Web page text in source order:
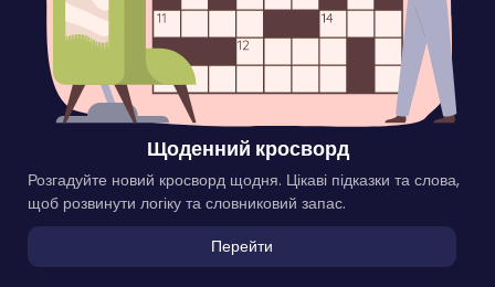
Щоденний кросворд
Розгадуйте новий кросворд щодня. Цікаві підказки та слова,
щоб розвинути логіку та словниковий запас.
Перейти